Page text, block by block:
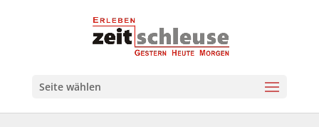
Seite wählen